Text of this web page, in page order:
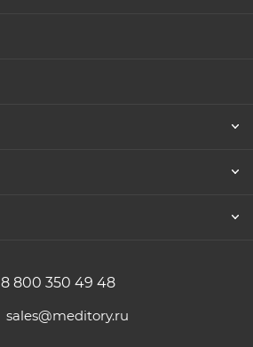
8 800 350 49 48
sales@meditory.ru